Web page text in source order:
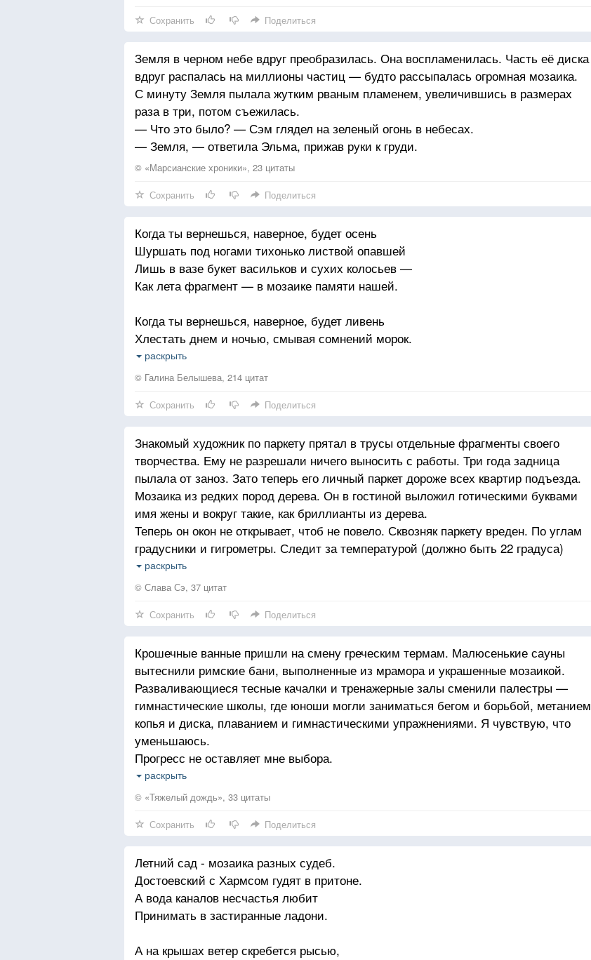
либо в санатории, либо «политиком» в парламенте.
Сохранить Поделиться
Земля в черном небе вдруг преобразилась. Она воспламенилась. Часть её диска
вдруг распалась на миллионы частиц — будто рассыпалась огромная мозаика.
С минуту Земля пылала жутким рваным пламенем, увеличившись в размерах
раза в три, потом съежилась.
— Что это было? — Сэм глядел на зеленый огонь в небесах.
— Земля, — ответила Эльма, прижав руки к груди.
© «Марсианские хроники», 23 цитаты
Сохранить Поделиться
Когда ты вернешься, наверное, будет осень
Шуршать под ногами тихонько листвой опавшей
Лишь в вазе букет васильков и сухих колосьев —
Как лета фрагмент — в мозаике памяти нашей.
Когда ты вернешься, наверное, будет ливень
Хлестать днем и ночью, смывая сомнений морок.
Я знаю, что буря закончится точно — штилем
Ты даже в разлуке мне близок и очень дорог.
Когда ты вернешься, наверное, будет ветер
Шуметь, хулиганить и в спины толкать прохожих
Он песню тоски, на последнем сорвав куплете,
С собой унесет И на время пока отложит
Когда ты вернешься, наверное, солнце будет
Сиять на росе в лепестках твоего букета
И ягод лесных аромат на плетёном блюде
Когда ты вернешься, повсюду наступит лето.
раскрыть
© Галина Белышева, 214 цитат
Сохранить Поделиться
Знакомый художник по паркету прятал в трусы отдельные фрагменты своего
творчества. Ему не разрешали ничего выносить с работы. Три года задница
пылала от заноз. Зато теперь его личный паркет дороже всех квартир подъезда.
Мозаика из редких пород дерева. Он в гостиной выложил готическими буквами
имя жены и вокруг такие, как бриллианты из дерева.
Теперь он окон не открывает, чтоб не повело. Сквозняк паркету вреден. По углам
градусники и гигрометры. Следит за температурой (должно быть 22 градуса)
и за влажностью. Постоянно в напряжении. Мебель на войлочных подушечках.
А жена ушла, к таксисту. Ей в браке дороже оказалась возможность трахнуть
Роняла невзначай мокрое, режущее и горячие блины. И форточки открывала
и закрывала хаотично, без всякой системы. Издевалась над линолеумом как
могла.
Или наденет каблуки и ходит. Ей нравилось, какой таксист не нервный
абсолютно.
раскрыть
© Слава Сэ, 37 цитат
Сохранить Поделиться
Крошечные ванные пришли на смену греческим термам. Малюсенькие сауны
вытеснили римские бани, выполненные из мрамора и украшенные мозаикой.
Разваливающиеся тесные качалки и тренажерные залы сменили палестры —
гимнастические школы, где юноши могли заниматься бегом и борьбой, метанием
копья и диска, плаванием и гимнастическими упражнениями. Я чувствую, что
уменьшаюсь.
Прогресс не оставляет мне выбора.
Крысы и мыши на игле минимизации личного пространства. Карциномы модных
каталогов итальянской мебели. Саркомы рекламных роликов, взывающих
раскрыть
© «Тяжелый дождь», 33 цитаты
Сохранить Поделиться
Летний сад - мозаика разных судеб.
Достоевский с Хармсом гудят в притоне.
А вода каналов несчастья любит
Принимать в застиранные ладони.
А на крышах ветер скребется рысью,